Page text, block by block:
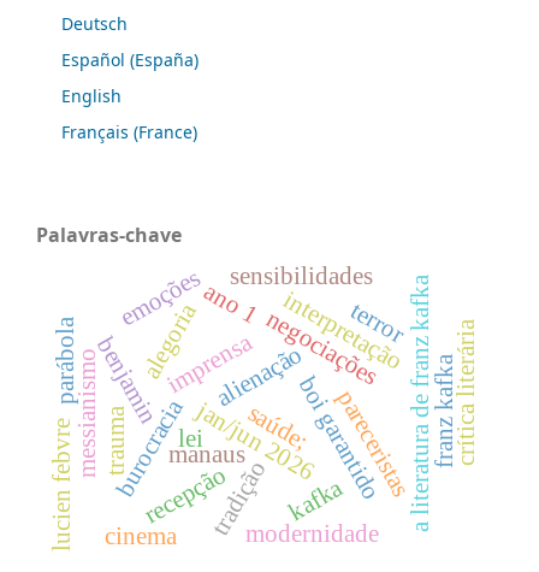
Deutsch
Español (España)
English
Français (France)
Palavras-chave
boi garantido
imprensanegociações
manaus pareceristas
jan/jun 2026 a literatura de franz kafka
burocracia
alienação
kafka
benjamin
interpretação
alegoria
lei
messianismo
parábola
tradição
franz kafkacrítica literária
modernidade
sensibilidades
lucien febvre
emoçõesano 1
recepção
terror
trauma
cinema
saúde;